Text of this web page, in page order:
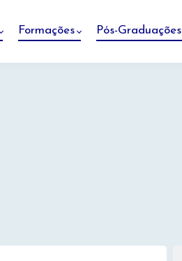
Formações Pós-Graduações